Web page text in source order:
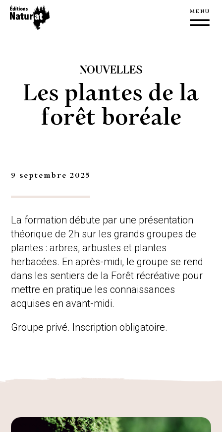
Éditions NaturAT
L’équipe
Nouvelles
Nous joindre
Manuscrit
Activités
Produits dérivés
NOUVELLES
Les plantes de la
forêt boréale
9 septembre 2025
La formation débute par une présentation
théorique de 2h sur les grands groupes de
plantes : arbres, arbustes et plantes
herbacées. En après-midi, le groupe se rend
dans les sentiers de la Forêt récréative pour
mettre en pratique les connaissances
acquises en avant-midi.
Groupe privé. Inscription obligatoire.